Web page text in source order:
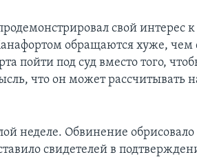
свой интерес к
обращаются хуже, чем
пойти под суд вместо того,
что он может рассчитывать
неделе. Обвинение
свидетелей в